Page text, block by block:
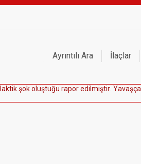
Ayrıntılı Ara İlaçlar
aktikşoko uştuğu raporedi miştir Yavaşça